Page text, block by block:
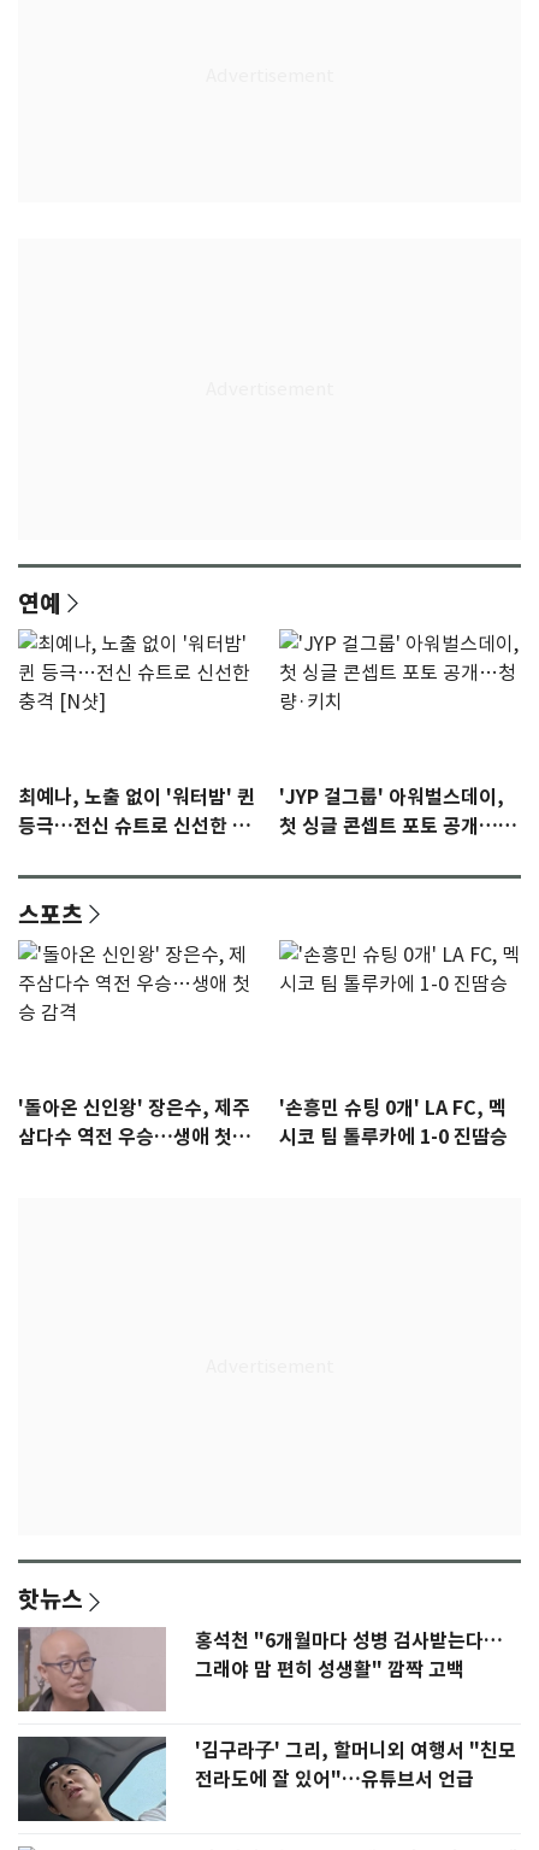
연예
최예나, 노출 없이 '워터밤' 퀸
등극…전신 슈트로 신선한 충
'JYP 걸그룹' 아워벌스데이,
첫 싱글 콘셉트 포토 공개…청
스포츠
'돌아온 신인왕' 장은수, 제주
삼다수 역전 우승…생애 첫승
'손흥민 슈팅 0개' LA FC, 멕
시코 팀 톨루카에 1-0 진땀승
핫뉴스
홍석천 "6개월마다 성병 검사받는다…
그래야 맘 편히 성생활" 깜짝 고백
'김구라子' 그리, 할머니외 여행서 "친모
전라도에 잘 있어"…유튜브서 언급